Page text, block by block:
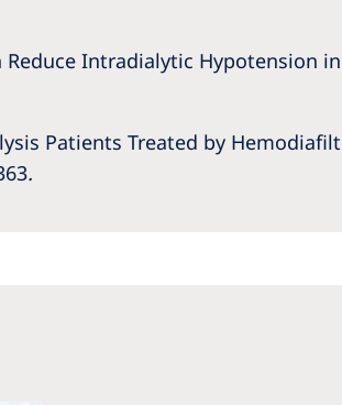
Intradialytic Hypotension in
Patients Treated by
.